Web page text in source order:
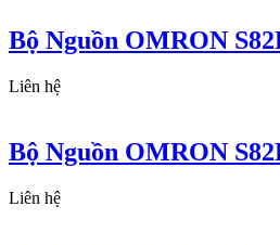
Bộ Nguồn OMRON
Liên hệ
Bộ Nguồn OMRON
Liên hệ